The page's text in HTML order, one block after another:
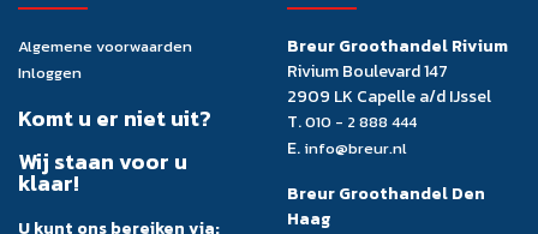
Algemene voorwaarden
Inloggen
Komt u er niet uit?
Wij staan voor u
klaar!
Breur Groothandel Rivium
Rivium Boulevard 147
2909 LK Capelle a/d IJssel
T.010 - 2 888 444
E. info@breur.nl
Breur Groothandel Den
Haag